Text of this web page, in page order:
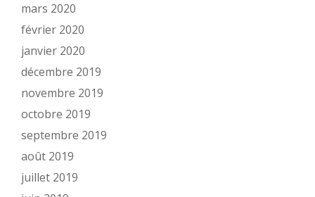
mars 2020
février 2020
janvier 2020
décembre 2019
novembre 2019
octobre 2019
septembre 2019
août 2019
juillet 2019